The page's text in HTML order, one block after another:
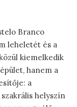
Branco
leheletét és a
kiemelkedik
hanem a
a
helyszín